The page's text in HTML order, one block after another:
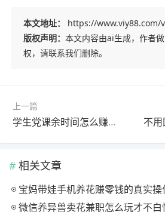
本文地址：
https://www.viy88.com/
版权声明： 本文内容由ai生成，作者
权，请联系我们删除。
上一篇
学生党课余时间怎么赚钱？2026 年手机兼职日结平台推荐
相关文章
宝妈带娃手机养花赚零钱的真实操
微信养异兽卖花兼职怎么玩才不白